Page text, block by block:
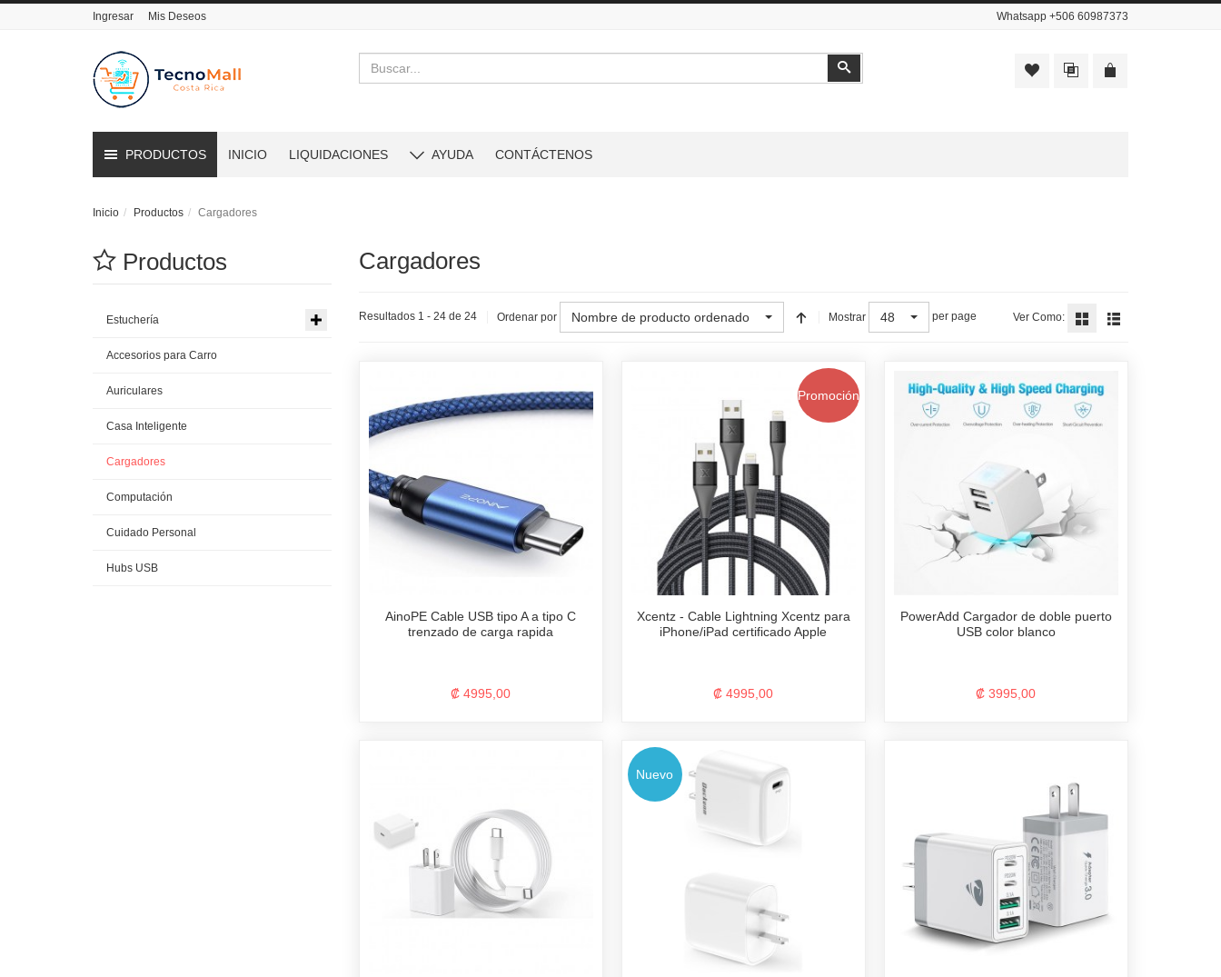
Ingresar Mis Deseos Whatsapp +506 60987373
Buscar
PRODUCTOS INICIO LIQUIDACIONES AYUDA CONTÁCTENOS
Inicio Productos Cargadores
Cargadores
Resultados 1 - 24 de 24 Ordenar por Nombre de producto ordenado Mostrar 48 per page Ver Como:
AinoPE Cable USB tipo A a tipo C
trenzado de carga rapida
₡ 4995,00
Promoción
Xcentz - Cable Lightning Xcentz para
iPhone/iPad certificado Apple
₡ 4995,00
PowerAdd Cargador de doble puerto
USB color blanco
₡ 3995,00
Nuevo
Productos
Estuchería
Accesorios para Carro
Auriculares
Casa Inteligente
Cargadores
Computación
Cuidado Personal
Hubs USB